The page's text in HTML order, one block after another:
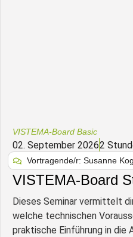
VISTEMA-Board Basic
02. September 20262
Vortragende/r: Susanne
VISTEMA-Board
Dieses Seminar vermittelt
welche technischen
praktische Einführung in